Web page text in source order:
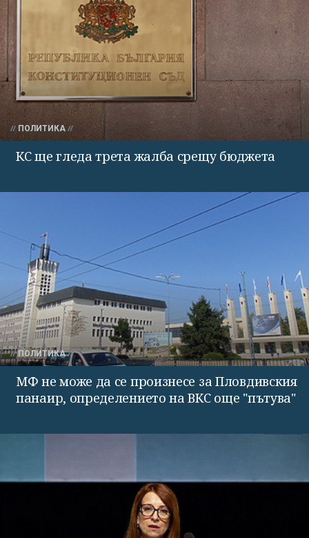
ПОЛИТИКА
КС ще гледа трета жалба срещу бюджета
ПОЛИТИКА
МФ не може да се произнесе за Пловдивския
панаир, определението на ВКС още "пътува"